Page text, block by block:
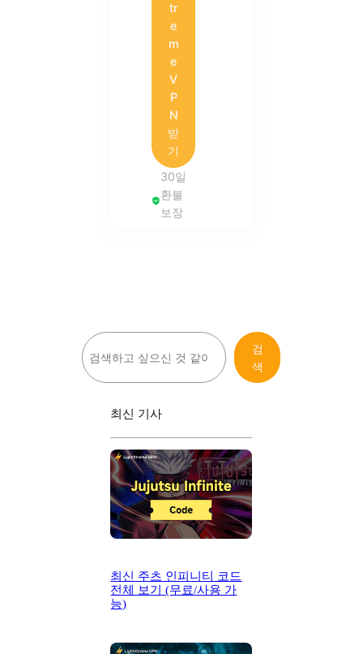
tr
e
m
e
V
P
N
받
기
30일
환불
보장
검
색
검
색
최신 기사
최신 주츠 인피니티 코드
전체 보기 (무료/사용 가
능)